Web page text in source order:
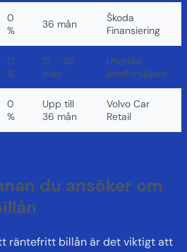
0
%
36 mån
Škoda
Finansiering
0
%
12 – 36
mån
Utvalda
återförsäljare
0
%
Upp till
36 mån
Volvo Car
Retail
du ansöker om
räntefritt billån är det viktigt att